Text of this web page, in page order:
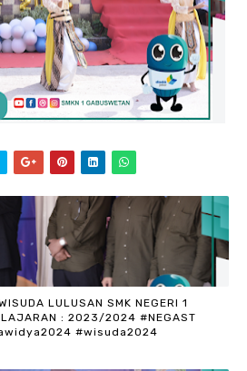
LULUSAN SMK NEGERI 1
: 2023/2024 #NEGAST
#wisuda2024